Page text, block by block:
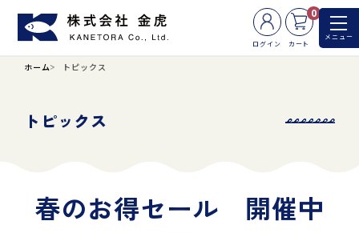
ログイン
0
カート
メニュー
ホーム トピックス
トピックス
春のお得セール 開催中